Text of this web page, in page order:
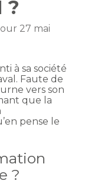
?
27 mai
à sa société
Faute de
vers son
que la
pense le
?